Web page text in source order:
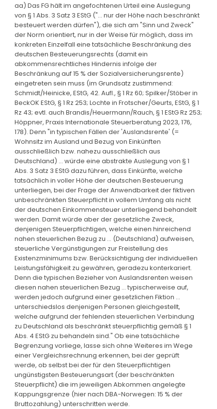
aa) Das FG hält im angefochtenen Urteil eine Auslegung
von § 1 Abs. 3 Satz 3 EStG ("... nur der Höhe nach beschränkt
besteuert werden dürfen"), die sich am "Sinn und Zweck"
der Norm orientiert, nur in der Weise für möglich, dass im
konkreten Einzelfall eine tatsächliche Beschränkung des
deutschen Besteuerungsrechts (damit ein
abkommensrechtliches Hindernis infolge der
Beschränkung auf 15 % der Sozialversicherungsrente)
eingetreten sein muss (im Grundsatz zustimmend:
Schmidt/Heinicke, EStG, 42. Aufl., § 1 Rz 60; Spilker/Stöber in
BeckOK EStG, § 1 Rz 253; Lochte in Frotscher/Geurts, EStG, § 1
Rz 43; evtl. auch Brandis/Heuermann/Rauch, § 1 EStG Rz 253;
Höppner, Praxis Internationale Steuerberatung 2023, 176,
178). Denn "in typischen Fällen der 'Auslandsrente' (=
Wohnsitz im Ausland und Bezug von Einkünften
ausschließlich bzw. nahezu ausschließlich aus
Deutschland) ... würde eine abstrakte Auslegung von § 1
Abs. 3 Satz 3 EStG dazu führen, dass Einkünfte, welche
tatsächlich in voller Höhe der deutschen Besteuerung
unterliegen, bei der Frage der Anwendbarkeit der fiktiven
unbeschränkten Steuerpflicht in vollem Umfang als nicht
der deutschen Einkommensteuer unterliegend behandelt
werden. Damit würde aber der gesetzliche Zweck,
denjenigen Steuerpflichtigen, welche einen hinreichend
nahen steuerlichen Bezug zu ... (Deutschland) aufweisen,
steuerliche Vergünstigungen zur Freistellung des
Existenzminimums bzw. Berücksichtigung der individuellen
Leistungsfähigkeit zu gewähren, geradezu konterkariert.
Denn die typischen Bezieher von Auslandsrenten weisen
diesen nahen steuerlichen Bezug ... typischerweise auf,
werden jedoch aufgrund einer gesetzlichen Fiktion ...
unterschiedslos denjenigen Personen gleichgestellt,
welche aufgrund der fehlenden steuerlichen Verbindung
zu Deutschland als beschränkt steuerpflichtig gemäß § 1
Abs. 4 EStG zu behandeln sind." Ob eine tatsächliche
Begrenzung vorliege, lasse sich ohne Weiteres im Wege
einer Vergleichsrechnung erkennen, bei der geprüft
werde, ob selbst bei der für den Steuerpflichtigen
ungünstigsten Besteuerungsart (der beschränkten
Steuerpflicht) die im jeweiligen Abkommen angelegte
Kappungsgrenze (hier nach DBA-Norwegen: 15 % der
Bruttozahlung) unterschritten werde.